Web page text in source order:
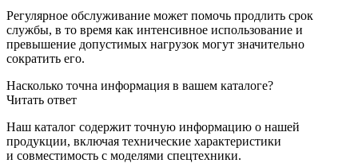
Регулярное обслуживание может помочь продлить срок
службы, в то время как интенсивное использование и
превышение допустимых нагрузок могут значительно
сократить его.
Насколько точна информация в вашем каталоге?
Читать ответ
Наш каталог содержит точную информацию о нашей
продукции, включая технические характеристики
и совместимость с моделями спецтехники.